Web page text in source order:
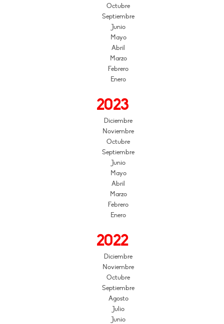
Octubre
Septiembre
Junio
Mayo
Abril
Marzo
Febrero
Enero
2023
Diciembre
Noviembre
Octubre
Septiembre
Junio
Mayo
Abril
Marzo
Febrero
Enero
2022
Diciembre
Noviembre
Octubre
Septiembre
Agosto
Julio
Junio